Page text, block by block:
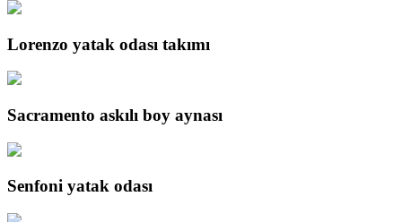
Lorenzo yatak odası takımı
Sacramento askılı boy aynası
Senfoni yatak odası